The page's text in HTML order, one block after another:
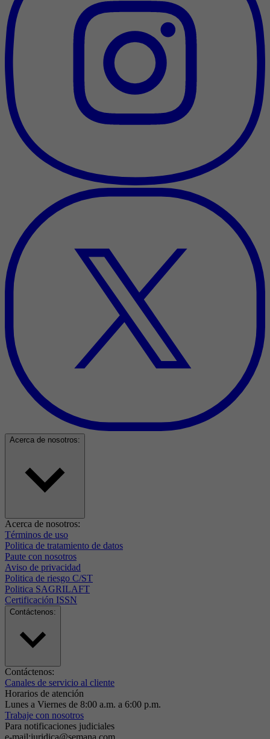
Acerca de nosotros:
Acerca de nosotros:
Términos de uso
Politica de tratamiento de datos
Paute con nosotros
Aviso de privacidad
Politica de riesgo C/ST
Politica SAGRILAFT
Certificación ISSN
Contáctenos:
Contáctenos:
Canales de servicio al cliente
Horarios de atención
Lunes a Viernes de 8:00 a.m. a 6:00 p.m.
Trabaje con nosotros
Para notificaciones judiciales
e-mail:juridica@semana.com